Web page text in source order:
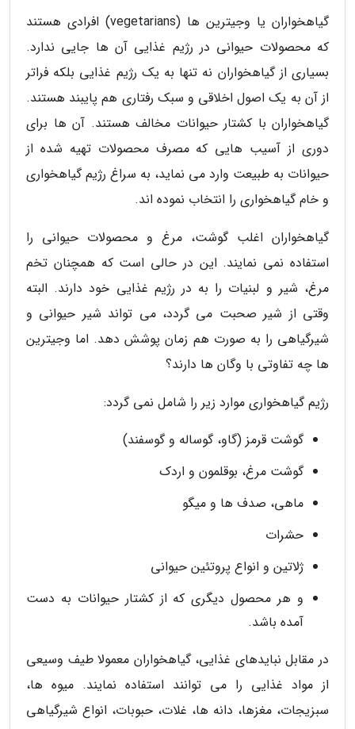
گیاهخواران یا وجیترین ها (vegetarians) افرادی هستند
که محصولات حیوانی در رژیم غذایی آن ها جایی ندارد.
بسیاری از گیاهخواران نه تنها به یک رژیم غذایی بلکه فراتر
از آن به یک اصول اخلاقی و سبک رفتاری هم پایبند هستند.
گیاهخواران با کشتار حیوانات مخالف هستند. آن ها برای
دوری از آسیب هایی که مصرف محصولات تهیه شده از
حیوانات به طبیعت وارد می نماید، به سراغ رژیم گیاهخواری
و خام گیاهخواری را انتخاب نموده اند.
گیاهخواران اغلب گوشت، مرغ و محصولات حیوانی را
استفاده نمی نمایند. این در حالی است که همچنان تخم
مرغ، شیر و لبنیات را به در رژیم غذایی خود دارند. البته
وقتی از شیر صحبت می گردد، می تواند شیر حیوانی و
شیرگیاهی را به صورت هم زمان پوشش دهد. اما وجیترین
ها چه تفاوتی با وگان ها دارند؟
رژیم گیاهخواری موارد زیر را شامل نمی گردد:
گوشت قرمز (گاو، گوساله و گوسفند)
گوشت مرغ، بوقلمون و اردک
ماهی، صدف ها و میگو
حشرات
ژلاتین و انواع پروتئین حیوانی
و هر محصول دیگری که از کشتار حیوانات به دست
آمده باشد.
در مقابل نبایدهای غذایی، گیاهخواران معمولا طیف وسیعی
از مواد غذایی را می توانند استفاده نمایند. میوه ها،
سبزیجات، مغزها، دانه ها، غلات، حبوبات، انواع شیرگیاهی